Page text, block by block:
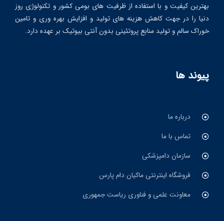
بهترین کیفیت و با استفاده از ظرفیت های بومی کشور و تکنولوژی روز
دنیا را در جهت کاهش هزینه های تولید و افزایش بهره وری و تامین
خوراک سالم و تولید منابع پروتئینی بدون آنتی بیوتیک بر عهده دارد.
پیوند ها
درباره ما
تماس با ما
سازمان دامپزشکی
فروشگاه اینترنتی ماکیان دام پارس
معاونت علمی و فناوری ریاست جمهوری